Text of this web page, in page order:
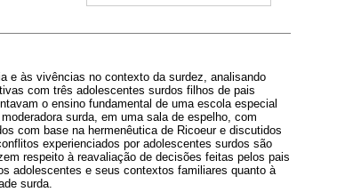
e às vivências no contexto da surdez, analisando
com três adolescentes surdos filhos de pais
o ensino fundamental de uma escola especial
surda, em uma sala de espelho, com
com base na hermenêutica de Ricoeur e discutidos
experienciados por adolescentes surdos são
respeito à reavaliação de decisões feitas pelos pais
adolescentes e seus contextos familiares quanto à
surda.